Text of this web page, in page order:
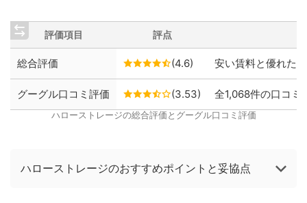
評価項目 評点
総合評価 (4.6) 安い賃料と優れた
グーグル口コミ評価 (3.53) 全1,068件の口コミ
ハローストレージの総合評価とグーグル口コミ評価
ハローストレージのおすすめポイントと妥協点